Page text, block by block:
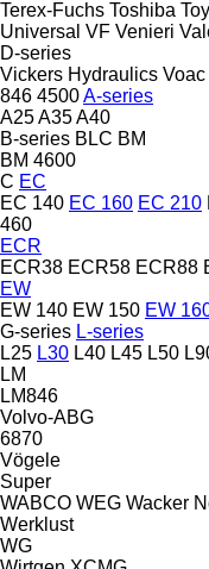
Terex-Fuchs Toshiba
Universal VF Venieri
D-series
Vickers Hydraulics Voac
846 4500A-series
A25A35A40
B-series BLC BM
BM 4600
C EC
EC 140 EC 160 EC 210
460
ECR
ECR38 ECR58 ECR88
EW
EW 140 EW 150 EW
G-series L-series
L25 L30 L40 L45 L50
LM
LM846
Volvo-ABG
6870
Vögele
Super
WABCO WEG Wacker
Werklust
WG